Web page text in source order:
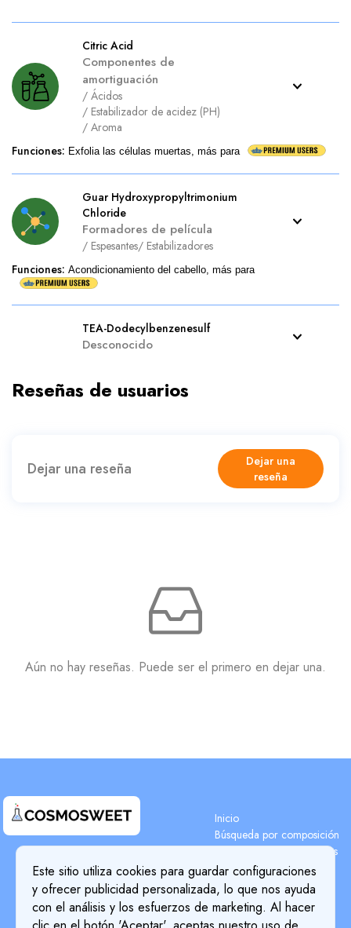
Citric Acid
Componentes de
amortiguación
/ Ácidos
/ Estabilizador de acidez (PH)
/ Aroma
Funciones: Exfolia las células muertas, más para
Guar Hydroxypropyltrimonium
Chloride
Formadores de película
/ Espesantes/ Estabilizadores
Funciones: Acondicionamiento del cabello, más para
TEA-Dodecylbenzenesulf
Desconocido
Reseñas de usuarios
Dejar una reseña
Dejar una
reseña
Aún no hay reseñas. Puede ser el primero en dejar una.
Este sitio utiliza cookies para guardar configuraciones
y ofrecer publicidad personalizada, lo que nos ayuda
con el análisis y los esfuerzos de marketing. Al hacer
Inicio
Búsqueda por composición
Búsqueda de componentes
Blog
Precios
Detalles de pago
Sobre nosotros
Privacy Policy
Cookie Policy